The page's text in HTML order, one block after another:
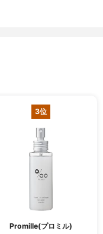
3位
Promille(プロミル)